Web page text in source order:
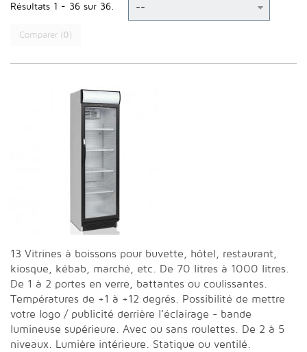
Résultats 1 - 36 sur 36.
Comparer (0)
13 Vitrines à boissons pour buvette, hôtel, restaurant,
kiosque, kébab, marché, etc. De 70 litres à 1000 litres.
De 1 à 2 portes en verre, battantes ou coulissantes.
Températures de +1 à +12 degrés. Possibilité de mettre
votre logo / publicité derrière l’éclairage - bande
lumineuse supérieure. Avec ou sans roulettes. De 2 à 5
niveaux. Lumière intérieure. Statique ou ventilé.